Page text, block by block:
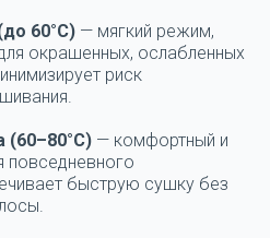
60°C) — мягкий режим,
окрашенных, ослабленных
риск
(60–80°C) — комфортный и
повседневного
быструю сушку без